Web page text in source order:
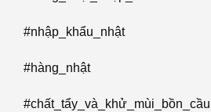
#nhập_khẩu_nhật
#hàng_nhật
#chất_tẩy_và_khử_mùi_bồn_cầu